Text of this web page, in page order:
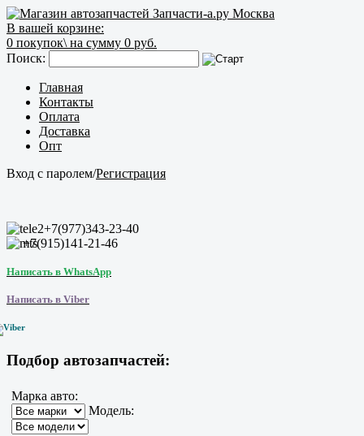
В вашей корзине:
0 покупок\ на сумму 0 руб.
Поиск:
Главная
Контакты
Оплата
Доставка
Опт
Вход с паролем/Регистрация
+7(977)343-23-40
+7(915)141-21-46
Написать в WhatsApp
Написать в Viber
Подбор автозапчастей:
Марка авто:
Модель: